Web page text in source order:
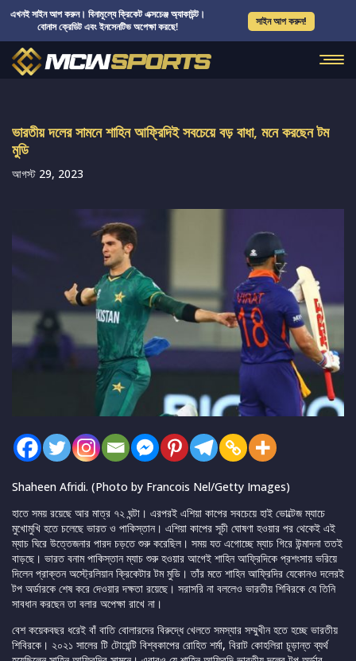
এখনই সাইন আপ করুন। বিনামূল্যে ক্রিকেট এক্সচেঞ্জ অ্যাকাউন্ট।
বোনাস ক্রেডিট এবং ইনসেনটিভ অপেক্ষা করছে!
সাইন আপ করুন!
ভারতীয় দলের সামনে শাহিন আফ্রিদিই সবচেয়ে বড় বাধা, মনে করছেন টম
মুডি
আগস্ট 29, 2023
Shaheen Afridi. (Photo by Francois Nel/Getty Images)
হাতে সময় রয়েছে আর মাত্র ৭২ ঘন্টা। এরপরই এশিয়া কাপের সবচেয়ে হাই ভোল্টেজ ম্যাচে
মুখোমুখি হতে চলেছে ভারত ও পাকিস্তান। এশিয়া কাপের সূচী ঘোষণা হওয়ার পর থেকেই এই
ম্যাচ ঘিরে উত্তেজনার পারদ চড়তে শুরু করেছিল। সময় যত এগোচ্ছে ম্যাচ গিরে উন্মাদনা ততই
বাড়ছে। ভারত বনাম পাকিস্তান ম্যাচ শুরু হওয়ার আগেই শাহিন আফ্রিদিকে প্রশংসায় ভরিয়ে
দিলেন প্রাক্তন অস্ট্রেলিয়ান ক্রিকেটার টম মুডি। তাঁর মতে শাহিন আফ্রিদির যেকোনও দলেরই
টপ অর্ডারকে শেষ করে দেওয়ার দক্ষতা রয়েছে। সরাসরি না বললেও ভারতীয় শিবিরকে যে তিনি
সাবধান করছেন তা বলার অপেক্ষা রাখে না।
বেশ কয়েকবছর ধরেই বাঁ বাতি বোলারদের বিরুদ্ধে খেলতে সমস্যার সম্মুখীন হতে হচ্ছে ভারতীয়
শিবিরকে। ২০২১ সালের টি টোয়েন্টি বিশ্বকাপের রোহিত শর্মা, বিরাট কোহলিরা চূড়ান্ত ব্যর্থ